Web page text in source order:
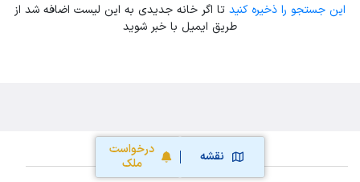
نقشه
درخواست
ملک
این جستجو را ذخیره کنید تا اگر خانه جدیدی به این لیست اضافه شد از
طریق ایمیل با خبر شوید